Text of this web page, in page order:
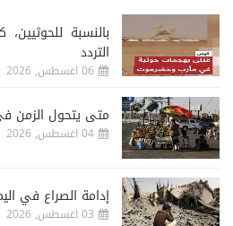
‏بالنسبة
التردد
06 اغسطس, 2026
متى يتحول الزمن
04 اغسطس, 2026
إدامة الصراع في
03 اغسطس, 2026